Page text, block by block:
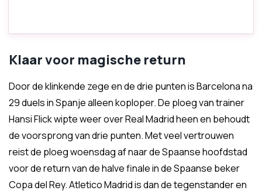
Klaar voor magische return
Door de klinkende zege en de drie punten is Barcelona na
29 duels in Spanje alleen koploper. De ploeg van trainer
Hansi Flick wipte weer over Real Madrid heen en behoudt
de voorsprong van drie punten. Met veel vertrouwen
reist de ploeg woensdag af naar de Spaanse hoofdstad
voor de return van de halve finale in de Spaanse beker
Copa del Rey. Atletico Madrid is dan de tegenstander en